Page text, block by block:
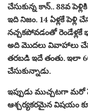
చేసుకున్న కాన్.. 88వ
ఇది నిజం. 14 ఏళ్లకే పెళ్లి
నచ్చకపోవడంతో
అది మొదలు వివాహాలు
తరబడి ఇదే తంతు. ఇలా
చేసుకున్నాడు.
ఇప్పుడు ముచ్చటగా మరో
ఆశ్చర్యకరమైన విషయం